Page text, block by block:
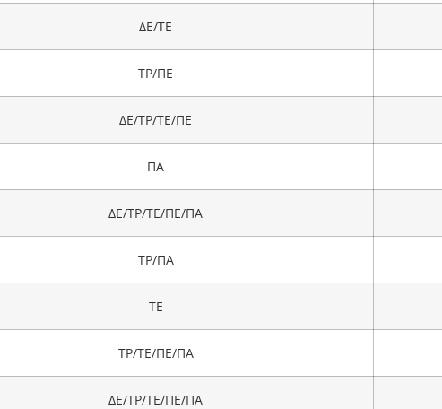
ΔΕ/ΤΕ
ΤΡ/ΠΕ
ΔΕ/ΤΡ/ΤΕ/ΠΕ
ΠΑ
ΔΕ/ΤΡ/ΤΕ/ΠΕ/ΠΑ
ΤΡ/ΠΑ
ΤΕ
ΤΡ/ΤΕ/ΠΕ/ΠΑ
ΔΕ/ΤΡ/ΤΕ/ΠΕ/ΠΑ